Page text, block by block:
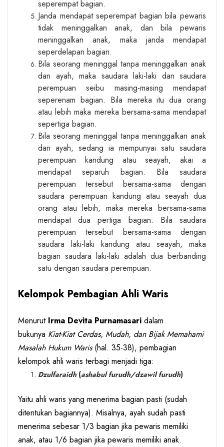
seperempat bagian.
Janda mendapat seperempat bagian bila pewaris
tidak meninggalkan anak, dan bila pewaris
meninggalkan anak, maka janda mendapat
seperdelapan bagian.
Bila seorang meninggal tanpa meninggalkan anak
dan ayah, maka saudara laki-laki dan saudara
perempuan seibu masing-masing mendapat
seperenam bagian. Bila mereka itu dua orang
atau lebih maka mereka bersama-sama mendapat
sepertiga bagian.
Bila seorang meninggal tanpa meninggalkan anak
dan ayah, sedang ia mempunyai satu saudara
perempuan kandung atau seayah, akai a
mendapat separuh bagian. Bila saudara
perempuan tersebut bersama-sama dengan
saudara perempuan kandung atau seayah dua
orang atau lebih, maka mereka bersama-sama
mendapat dua pertiga bagian. Bila saudara
perempuan tersebut bersama-sama dengan
saudara laki-laki kandung atau seayah, maka
bagian saudara laki-laki adalah dua berbanding
satu dengan saudara perempuan.
Kelompok Pembagian Ahli Waris
Menurut Irma Devita Purnamasari dalam
bukunya Kiat-Kiat Cerdas, Mudah, dan Bijak Memahami
Masalah Hukum Waris(hal. 35-38), pembagian
kelompok ahli waris terbagi menjadi tiga:
Dzulfaraidh(ashabul furudh/dzawil furudh)
Yaitu ahli waris yang menerima bagian pasti (sudah
ditentukan bagiannya). Misalnya, ayah sudah pasti
menerima sebesar 1/3 bagian jika pewaris memiliki
anak, atau 1/6 bagian jika pewaris memiliki anak.